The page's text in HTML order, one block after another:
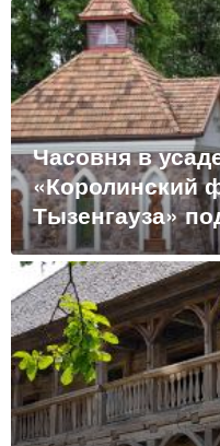
Часовня в
«Королинский
Тызенгауза»